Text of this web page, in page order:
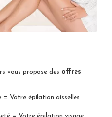
vous propose des offres
= Votre épilation aisselles